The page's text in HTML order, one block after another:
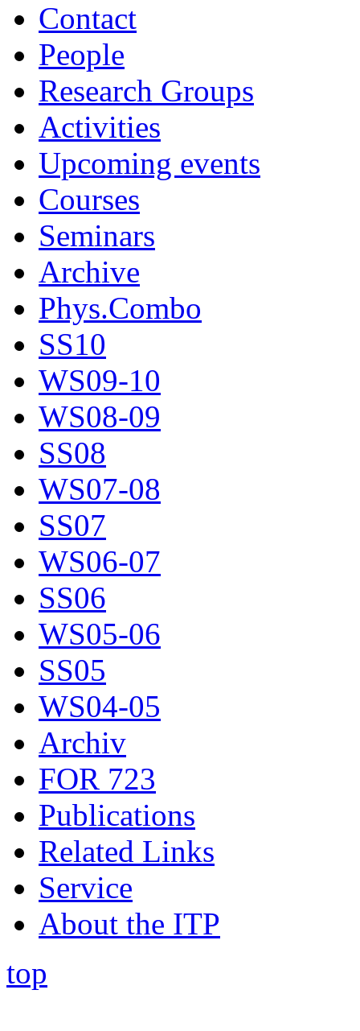
Contact
People
Research Groups
Activities
Upcoming events
Courses
Seminars
Archive
Phys.Combo
SS10
WS09-10
WS08-09
SS08
WS07-08
SS07
WS06-07
SS06
WS05-06
SS05
WS04-05
Archiv
FOR 723
Publications
Related Links
Service
About the ITP
top